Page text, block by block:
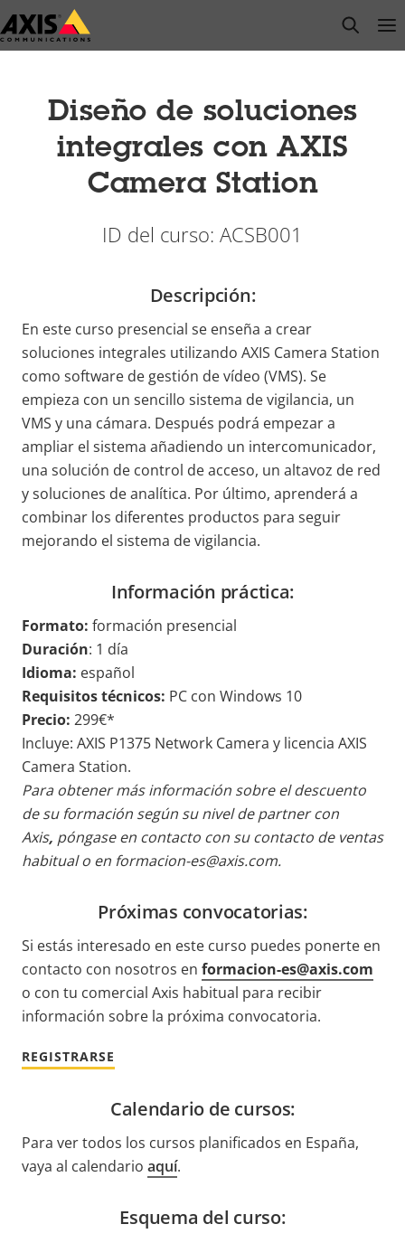
Saltar
al
open
Diseño de soluciones
integrales con AXIS
Camera Station
ID del curso: ACSB001
Descripción:
En este curso presencial se enseña a crear
soluciones integrales utilizando AXIS Camera Station
como software de gestión de vídeo (VMS). Se
empieza con un sencillo sistema de vigilancia, un
VMS y una cámara. Después podrá empezar a
ampliar el sistema añadiendo un intercomunicador,
una solución de control de acceso, un altavoz de red
y soluciones de analítica. Por último, aprenderá a
combinar los diferentes productos para seguir
mejorando el sistema de vigilancia.
Información práctica:
Formato: formación presencial
Duración: 1 día
Idioma: español
Requisitos técnicos: PC con Windows 10
Precio: 299€*
Incluye: AXIS P1375 Network Camera y licencia AXIS
Camera Station.
Para obtener más información sobre el descuento
de su formación según su nivel de partner con
Axis, póngase en contacto con su contacto de ventas
habitual o en formacion-es@axis.com.
Próximas convocatorias:
Si estás interesado en este curso puedes ponerte en
contacto con nosotros en formacion-es@axis.com
o con tu comercial Axis habitual para recibir
información sobre la próxima convocatoria.
REGISTRARSE
Calendario de cursos:
Para ver todos los cursos planificados en España,
vaya al calendario aquí.
Esquema del curso: